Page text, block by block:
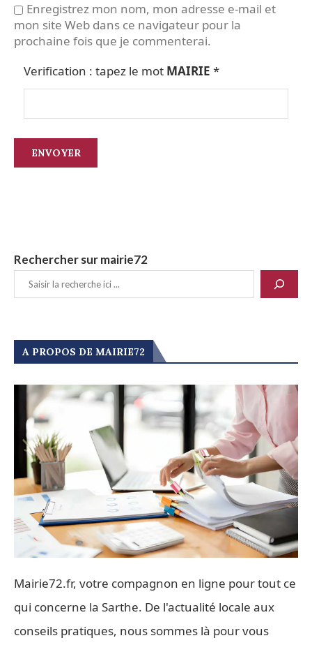
Enregistrez mon nom, mon adresse e-mail et
mon site Web dans ce navigateur pour la
prochaine fois que je commenterai.
Verification : tapez le mot MAIRIE *
Rechercher sur mairie72
A PROPOS DE MAIRIE72
Mairie72.fr, votre compagnon en ligne pour tout ce
qui concerne la Sarthe. De l'actualité locale aux
conseils pratiques, nous sommes là pour vous